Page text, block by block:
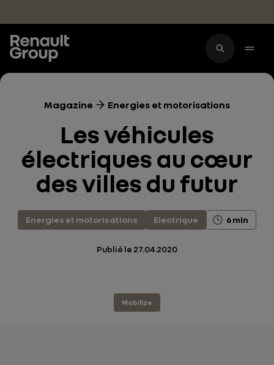
Magazine Energies et motorisations
Les véhicules
électriques au cœur
des villes du futur
Energies et motorisations Electrique 6 min
Publié le 27.04.2020
Mobilize